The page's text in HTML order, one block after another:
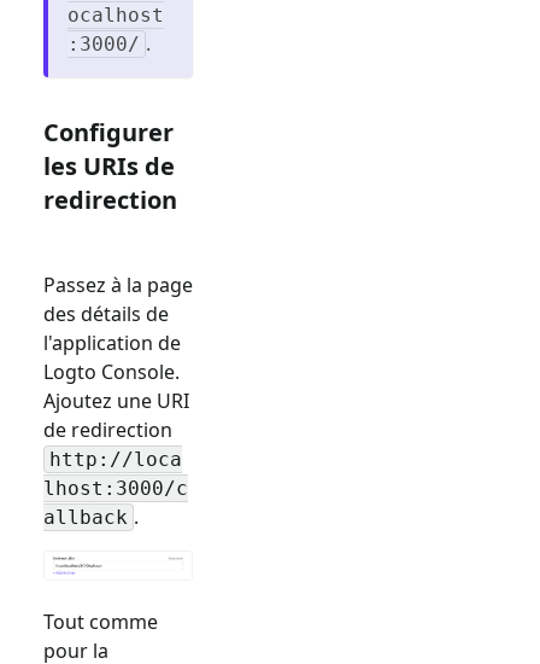
ocalhost
:3000/ .
Configurer
les URIs de
redirection
Passez à la page
des détails de
l'application de
Logto Console.
Ajoutez une URI
de redirection
http://loca
lhost:3000/c
allback .
Tout comme
pour la